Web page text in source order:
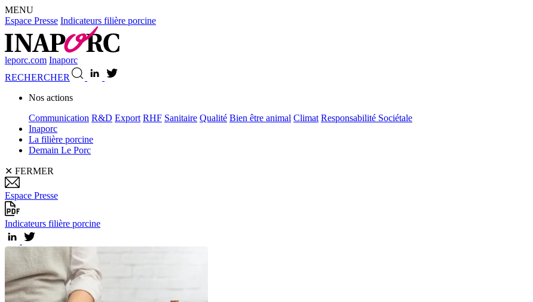
MENU
Espace Presse Indicateurs filière porcine
leporc.com Inaporc
RECHERCHER
Nos actions
Communication R&D Export RHF Sanitaire Qualité Bien être animal Climat Responsabilité Sociétale
Inaporc
La filière porcine
Demain Le Porc
✕ FERMER
Espace Presse
Indicateurs filière porcine